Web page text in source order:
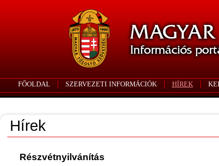
FŐOLDAL SZERVEZETI INFORMÁCIÓK HÍREK
Hírek
Részvétnyilvánítás